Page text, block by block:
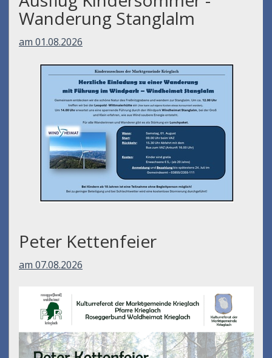
Wanderung Stanglalm
am 01.08.2026
Peter Kettenfeier
am 07.08.2026